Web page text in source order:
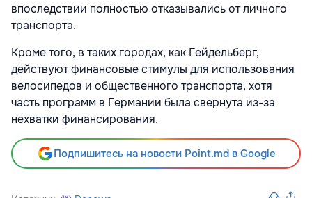
впоследствии полностью отказывались от личного
транспорта.
Кроме того, в таких городах, как Гейдельберг,
действуют финансовые стимулы для использования
велосипедов и общественного транспорта, хотя
часть программ в Германии была свернута из-за
нехватки финансирования.
Подпишитесь на новости Point.md в Google